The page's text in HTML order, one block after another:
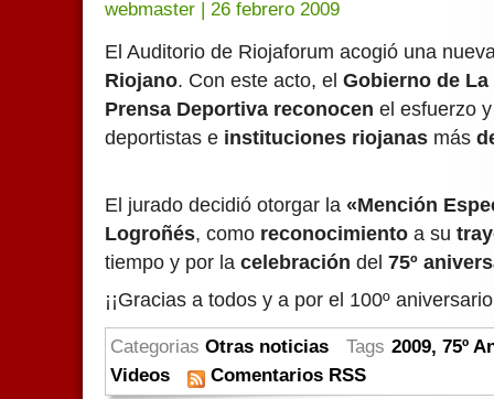
webmaster | 26 febrero 2009
El Auditorio de Riojaforum acogió una
Riojano. Con este acto, el Gobierno de La
Prensa Deportiva reconocen el esfuerzo
deportistas e instituciones riojanas más
El jurado decidió otorgar la «Mención
Logroñés, como reconocimiento a su
tiempo y por la celebración del 75º
¡¡Gracias a todos y a por el 100º
Categorias Otras noticias Tags 2009, 75º
Videos
Comentarios RSS